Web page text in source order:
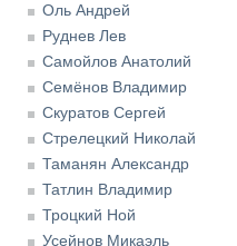
Оль Андрей
Руднев Лев
Самойлов Анатолий
Семёнов Владимир
Скуратов Сергей
Стрелецкий Николай
Таманян Александр
Татлин Владимир
Троцкий Ной
Усейнов Микаэль